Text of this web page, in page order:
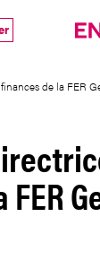
de la FER